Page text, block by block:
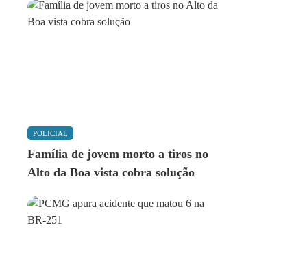
POLICIAL
Família de jovem morto a tiros no
Alto da Boa vista cobra solução